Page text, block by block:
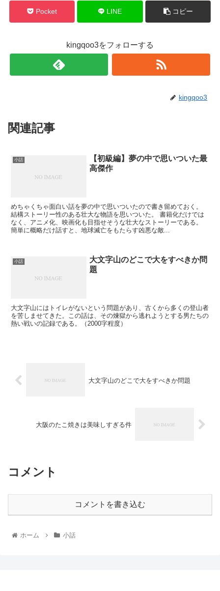
Pocket LINE コピー
kingqoo3をフォローする
kingqoo3
関連記事
小話
【初級編】夢の中で思いついた最
高傑作
めちゃくちゃ面白い話を夢の中で思いついたので書き留めておく。
結構ストーリー性のある壮大な物語を思いついた。 書籍化だけでは
なく、アニメ化、映画化も目指せそうな壮大なストーリーである。
簡単に概略だけ話すと、地球滅亡をもたらす凶悪な敵...
小話
大文字山のどこで大をすべきか問
題
大文字山にはトイレがないという問題があり、古くから多くの登山者
を苦しませてきた。この話は、その煉獄から逃れようとする男たちの
熱い戦いの記録である。（2000字程度）
大文字山のどこで大をすべきか問題
大阪のたこ焼きは美味しすぎる件
コメント
コメントを書き込む
ホーム 小話